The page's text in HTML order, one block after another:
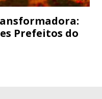
Prefeitos do